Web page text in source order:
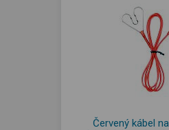
Červený kábel